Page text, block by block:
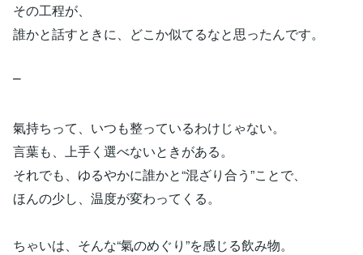
その工程が、
誰かと話すときに、どこか似てるなと思ったんです。
⎻
氣持ちって、いつも整っているわけじゃない。
言葉も、上手く選べないときがある。
それでも、ゆるやかに誰かと“混ざり合う”ことで、
ほんの少し、温度が変わってくる。
ちゃいは、そんな“氣のめぐり”を感じる飲み物。